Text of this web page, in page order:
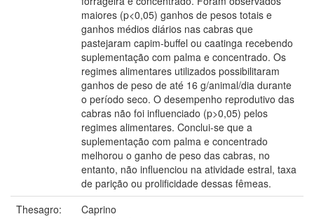
maiores (p<0,05) ganhos de pesos totais e
ganhos médios diários nas cabras que
pastejaram capim-buffel ou caatinga recebendo
suplementação com palma e concentrado. Os
regimes alimentares utilizados possibilitaram
ganhos de peso de até 16 g/animal/dia durante
o período seco. O desempenho reprodutivo das
cabras não foi influenciado (p>0,05) pelos
regimes alimentares. Conclui-se que a
suplementação com palma e concentrado
melhorou o ganho de peso das cabras, no
entanto, não influenciou na atividade estral, taxa
de parição ou prolificidade dessas fêmeas.
Thesagro:
Caprino